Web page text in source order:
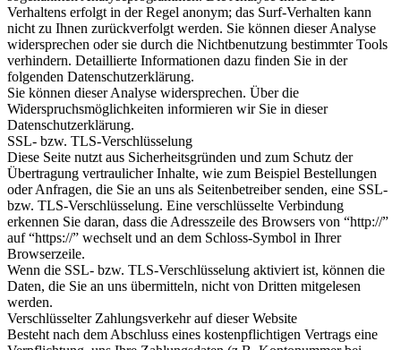
Verhaltens erfolgt in der Regel anonym; das Surf-Verhalten kann
nicht zu Ihnen zurückverfolgt werden. Sie können dieser Analyse
widersprechen oder sie durch die Nichtbenutzung bestimmter Tools
verhindern. Detaillierte Informationen dazu finden Sie in der
folgenden Datenschutzerklärung.
Sie können dieser Analyse widersprechen. Über die
Widerspruchsmöglichkeiten informieren wir Sie in dieser
Datenschutzerklärung.
SSL- bzw. TLS-Verschlüsselung
Diese Seite nutzt aus Sicherheitsgründen und zum Schutz der
Übertragung vertraulicher Inhalte, wie zum Beispiel Bestellungen
oder Anfragen, die Sie an uns als Seitenbetreiber senden, eine SSL-
bzw. TLS-Verschlüsselung. Eine verschlüsselte Verbindung
erkennen Sie daran, dass die Adresszeile des Browsers von “http://”
auf “https://” wechselt und an dem Schloss-Symbol in Ihrer
Browserzeile.
Wenn die SSL- bzw. TLS-Verschlüsselung aktiviert ist, können die
Daten, die Sie an uns übermitteln, nicht von Dritten mitgelesen
werden.
Verschlüsselter Zahlungsverkehr auf dieser Website
Besteht nach dem Abschluss eines kostenpflichtigen Vertrags eine